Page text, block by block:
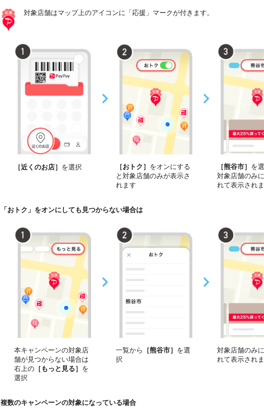
対象店舗はマップ上のアイコンに「応援」マークが付きます。
［近くのお店］ を選択 ［おトク］ をオンにする
と対象店舗のみが表示さ
れます
［熊谷市］ を
対象店舗のみ
れて表示され
「おトク」をオンにしても見つからない場合は
本キャンペーンの対象店
舗が見つからない場合は
右上の ［もっと見る］ を
選択
一覧から ［熊谷市］ を選
択
対象店舗のみ
れて表示され
複数のキャンペーンの対象になっている場合